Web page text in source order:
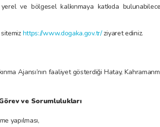
ve bölgesel kalkınmaya katkıda
https://www.dogaka.gov.tr/ziyaret ediniz.
Ajansı’nın faaliyet gösterdiği Hatay,
ve Sorumlulukları
yapılması,